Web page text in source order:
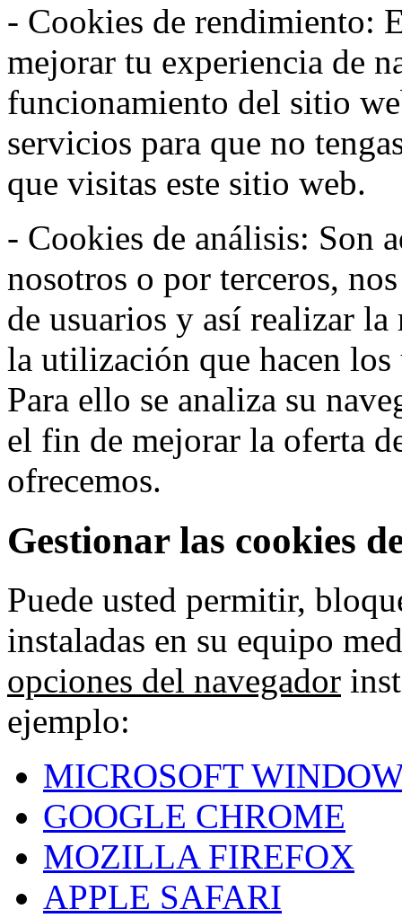
- Cookies de rendimiento:
mejorar tu experiencia de
funcionamiento del sitio
servicios para que no
que visitas este sitio web.
- Cookies de análisis: Son
nosotros o por terceros,
de usuarios y así realizar
la utilización que hacen
Para ello se analiza su
el fin de mejorar la oferta
ofrecemos.
Gestionar las cookies
Puede usted permitir,
instaladas en su equipo
opciones del navegador
ejemplo:
MICROSOFT
GOOGLE CHROME
MOZILLA FIREFOX
APPLE SAFARI